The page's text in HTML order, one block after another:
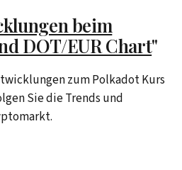
beim
DOT/EUR Chart"
zum Polkadot Kurs
Sie die Trends und